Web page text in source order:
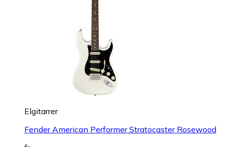
Elgitarrer
Fender American Performer Stratocaster Rosewood